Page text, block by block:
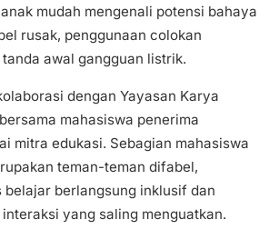
mudah mengenali potensi bahaya
rusak, penggunaan colokan
awal gangguan listrik.
dengan Yayasan Karya
mahasiswa penerima
mitra edukasi. Sebagian mahasiswa
teman-teman difabel,
belajar berlangsung inklusif dan
yang saling menguatkan.